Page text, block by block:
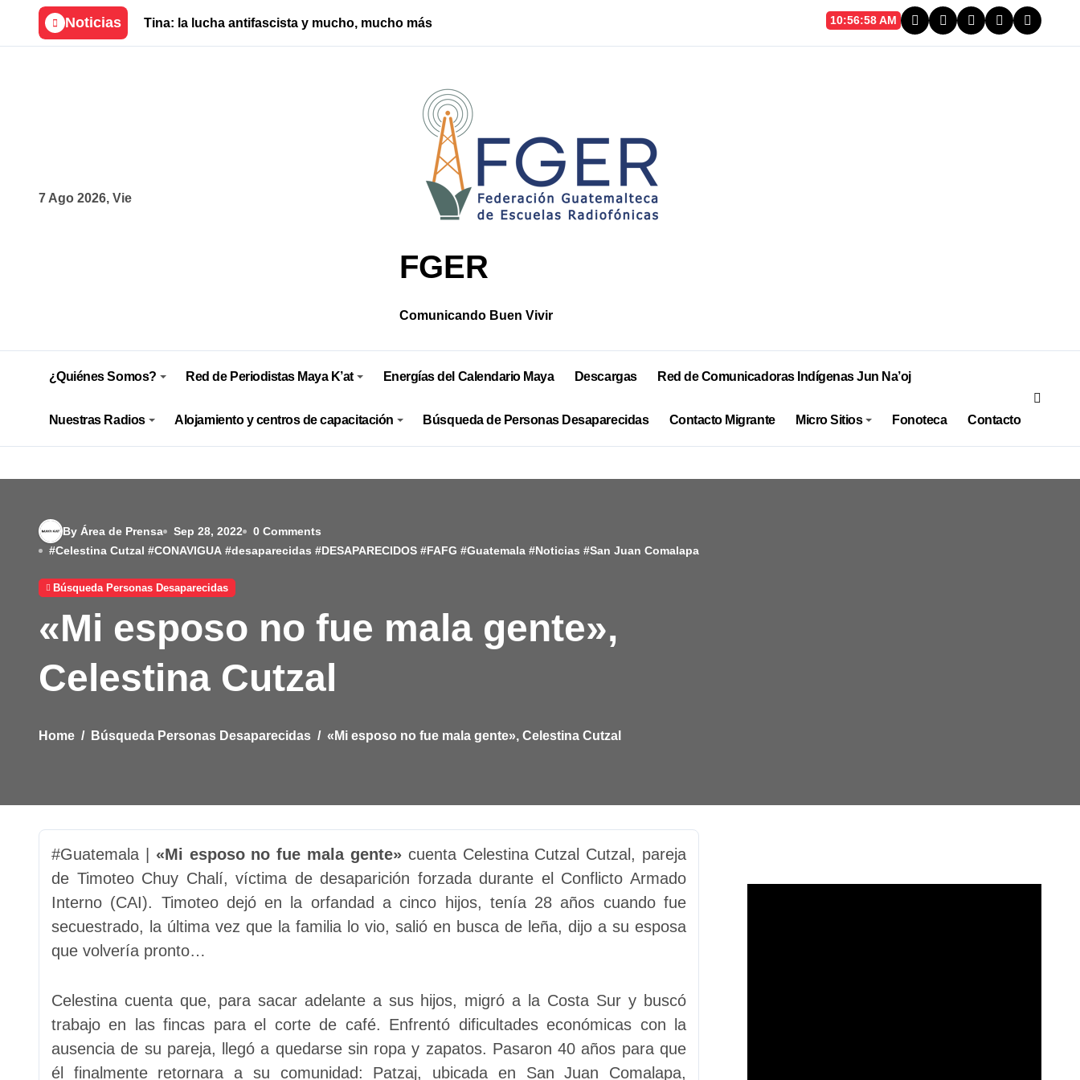
content
Noticias Tina: la lucha antifascista y mucho, mucho más Santa Cruz Chinautla inaugura puente gestionado por la comunidad
10:56:59 AM
7 Ago 2026, Vie
FGER
Comunicando Buen Vivir
¿Quiénes Somos? Red de Periodistas Maya K’at Energías del Calendario Maya Descargas Red de Comunicadoras Indígenas Jun Na’oj
Nuestras Radios Alojamiento y centros de capacitación Búsqueda de Personas Desaparecidas Contacto Migrante Micro Sitios Fonoteca Contacto
By Área de Prensa Sep 28, 2022
0 Comments
#Celestina Cutzal #CONAVIGUA #desaparecidas #DESAPARECIDOS #FAFG #Guatemala #Noticias #San Juan Comalapa
Búsqueda Personas Desaparecidas
«Mi esposo no fue mala gente»,
Celestina Cutzal
Home Búsqueda Personas Desaparecidas «Mi esposo no fue mala gente», Celestina Cutzal
#Guatemala | «Mi esposo no fue mala gente»cuenta Celestina Cutzal Cutzal, pareja
de Timoteo Chuy Chalí, víctima de desaparición forzada durante el Conflicto Armado
Interno (CAI). Timoteo dejó en la orfandad a cinco hijos, tenía 28 años cuando fue
secuestrado, la última vez que la familia lo vio, salió en busca de leña, dijo a su esposa
que volvería pronto…
Celestina cuenta que, para sacar adelante a sus hijos, migró a la Costa Sur y buscó
trabajo en las fincas para el corte de café. Enfrentó dificultades económicas con la
ausencia de su pareja, llegó a quedarse sin ropa y zapatos. Pasaron 40 años para que
él finalmente retornara a su comunidad: Patzaj, ubicada en San Juan Comalapa,